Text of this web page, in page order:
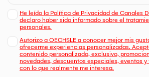
He leído la Política de Privacidad de Canales
declaro haber sido informado sobre el
personales.
Autorizo a OECHSLE a conocer mejor mis
ofrecerme experiencias personalizadas.
contenido personalizado, exclusivo,
novedades, descuentos especiales, eventos
con lo que realmente me interesa.